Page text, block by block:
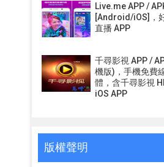
Live.me APP /
[Android/iOS]，
直播 APP
千尋影視 APP /
機版)，手機免費
體，含千尋影視
iOS APP
版權聲明